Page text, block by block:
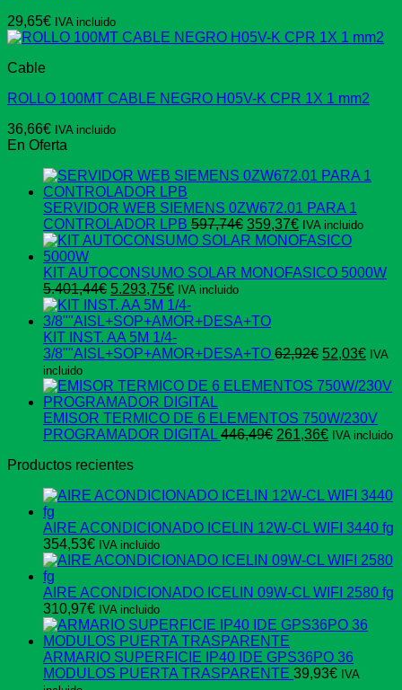
29,65€ IVA incluido
Cable
ROLLO 100MT CABLE NEGRO H05V-K CPR 1X 1 mm2
36,66€ IVA incluido
En Oferta
SERVIDOR WEB SIEMENS 0ZW672.01 PARA 1
CONTROLADOR LPB 597,74€ El
precio
era:
359,37€El
precio
es:
IVA incluido
KIT AUTOCONSUMO SOLAR MONOFASICO 5000W
5.401,44€ El
precio
original
era:
5.401,44€.
5.293,75€El
precio
actual
es:
5.293,75€.
IVA incluido
KIT INST. AA 5M 1/4-
3/8""AISL+SOP+AMOR+DESA+TO 62,92€ El
original
62,92€.
52,03€ElIVA
incluido
EMISOR TERMICO DE 6 ELEMENTOS 750W/230V
PROGRAMADOR DIGITAL 446,49€ El
446,49€.
261,36€El
261,36€.
IVA incluido
Productos recientes
AIRE ACONDICIONADO ICELIN 12W-CL WIFI 3440 fg
354,53€ IVA incluido
AIRE ACONDICIONADO ICELIN 09W-CL WIFI 2580 fg
310,97€ IVA incluido
ARMARIO SUPERFICIE IP40 IDE GPS36PO 36
MODULOS PUERTA TRASPARENTE 39,93€ IVA